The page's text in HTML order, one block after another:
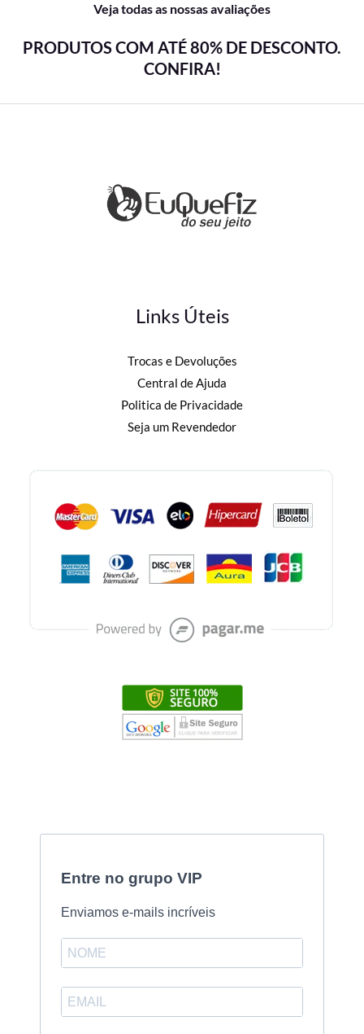
Veja todas as nossas avaliações
PRODUTOS COM ATÉ 80% DE DESCONTO.
CONFIRA!
Links Úteis
Trocas e Devoluções
Central de Ajuda
Politica de Privacidade
Seja um Revendedor
Entre no grupo VIP
Enviamos e-mails incríveis